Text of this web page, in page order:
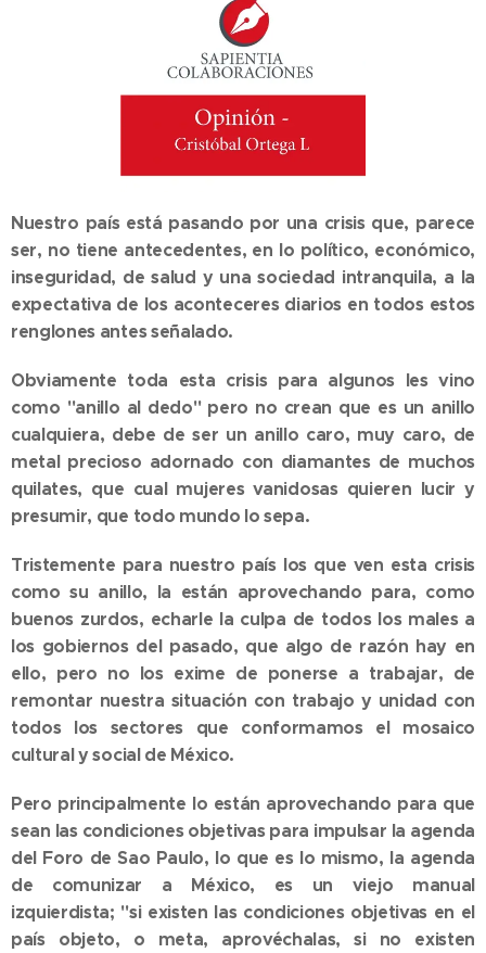
Nuestro país está pasando por una crisis que, parece
ser, no tiene antecedentes, en lo político, económico,
inseguridad, de salud y una sociedad intranquila, a la
expectativa de los aconteceres diarios en todos estos
renglones antes señalado.
Obviamente toda esta crisis para algunos les vino
como "anillo al dedo" pero no crean que es un anillo
cualquiera, debe de ser un anillo caro, muy caro, de
metal precioso adornado con diamantes de muchos
quilates, que cual mujeres vanidosas quieren lucir y
presumir, que todo mundo lo sepa.
Tristemente para nuestro país los que ven esta crisis
como su anillo, la están aprovechando para, como
buenos zurdos, echarle la culpa de todos los males a
los gobiernos del pasado, que algo de razón hay en
ello, pero no los exime de ponerse a trabajar, de
remontar nuestra situación con trabajo y unidad con
todos los sectores que conformamos el mosaico
cultural y social de México.
Pero principalmente lo están aprovechando para que
sean las condiciones objetivas para impulsar la agenda
del Foro de Sao Paulo, lo que es lo mismo, la agenda
de comunizar a México, es un viejo manual
izquierdista; "si existen las condiciones objetivas en el
país objeto, o meta, aprovéchalas, si no existen